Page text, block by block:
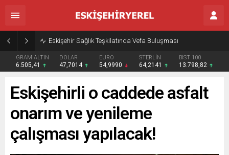
Eskişehir Sağlık Teşkilatında Vefa Buluşması
GRAM ALTIN
6.505,41
DOLAR
47,7014
EURO
54,9990
STERLİN
64,2141
BIST 100
13.798,82
Eskişehirli o caddede asfalt
onarım ve yenileme
çalışması yapılacak!